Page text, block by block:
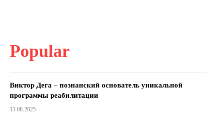
Popular
Виктор Дега – познанский основатель уникальной
программы реабилитации
13.08.2025